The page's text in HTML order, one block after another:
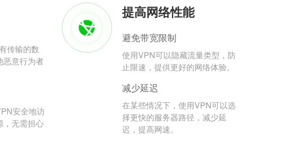
传输的数
恶意行为者
安全地访
，无需担心
提高网络性能
避免带宽限制
使用VPN可以隐藏流量类型，防
止限速，提供更好的网络体验。
减少延迟
在某些情况下，使用VPN可以选
择更快的服务器路径，减少延
迟，提高网速。